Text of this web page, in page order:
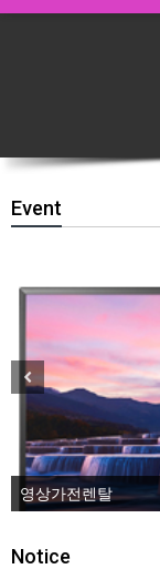
Event
영상가전렌탈
Notice